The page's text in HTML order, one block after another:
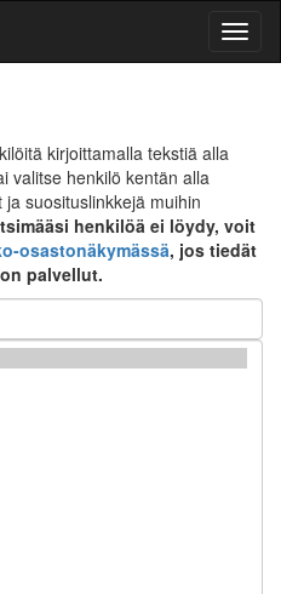
kirjoittamalla tekstiä alla
valitse henkilö kentän alla
suosituslinkkejä muihin
henkilöä ei löydy, voit
osastonäkymässä, jos tiedät
palvellut.